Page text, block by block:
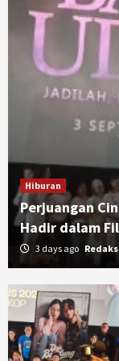
Hiburan
Perjuangan
Hadir dalam
3 days ago